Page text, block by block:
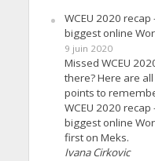
WCEU 2020
biggest online
9 juin 2020
Missed WCEU
there? Here are
points to
WCEU 2020
biggest online
first on Meks.
Ivana Cirkovic